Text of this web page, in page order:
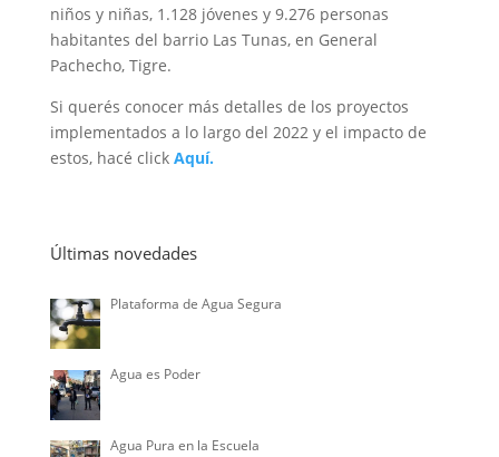
niños y niñas, 1.128 jóvenes y 9.276 personas
habitantes del barrio Las Tunas, en General
Pachecho, Tigre.
Si querés conocer más detalles de los proyectos
implementados a lo largo del 2022 y el impacto de
estos, hacé click Aquí.
Últimas novedades
Plataforma de Agua Segura
Agua es Poder
Agua Pura en la Escuela